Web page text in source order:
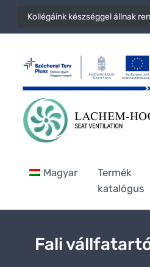
Kollégáink készséggel állnak
Magyar
Termék
katalógus
Fali